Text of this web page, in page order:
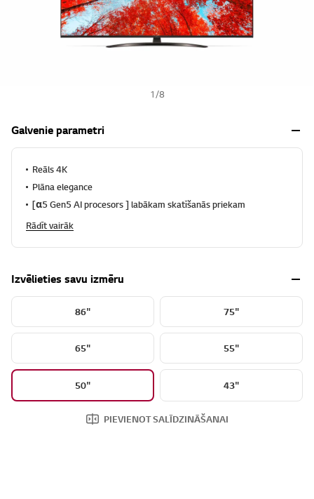
1 /8
Galvenie parametri
Reāls 4K
Plāna elegance
[α5 Gen5 AI procesors ] labākam skatīšanās priekam
Rādīt vairāk
Izvēlieties savu izmēru
86" 75"
65" 55"
50" 43"
PIEVIENOT SALĪDZINĀŠANAI